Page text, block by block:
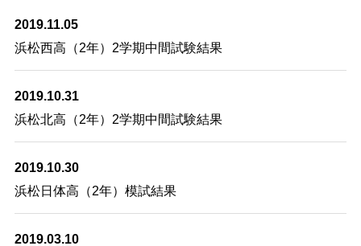
2019.11.05
浜松西高（2年）2学期中間試験結果
2019.10.31
浜松北高（2年）2学期中間試験結果
2019.10.30
浜松日体高（2年）模試結果
2019.03.10